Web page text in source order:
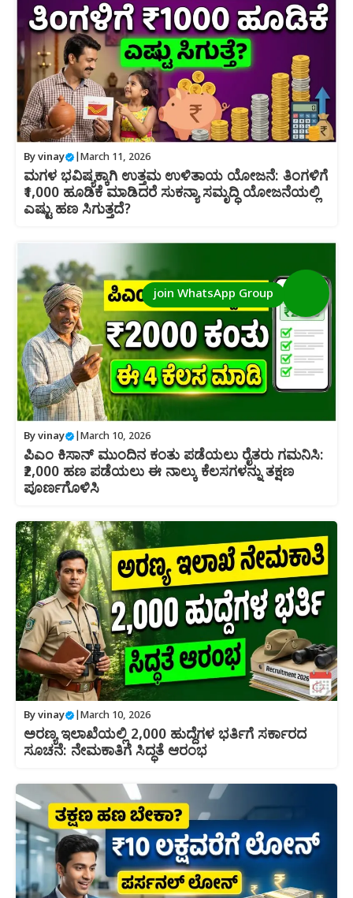
Byvinay March 11, 2026
ಮಗಳ ಭವಿಷ್ಯಕ್ಕಾಗಿ ಉತ್ತಮ ಉಳಿತಾಯ ಯೋಜನೆ: ತಿಂಗಳಿಗೆ
₹1,000 ಹೂಡಿಕೆ ಮಾಡಿದರೆ ಸುಕನ್ಯಾ ಸಮೃದ್ಧಿ ಯೋಜನೆಯಲ್ಲಿ
ಎಷ್ಟು ಹಣ ಸಿಗುತ್ತದೆ?
Byvinay March 10, 2026
ಪಿಎಂ ಕಿಸಾನ್ ಮುಂದಿನ ಕಂತು ಪಡೆಯಲು ರೈತರು ಗಮನಿಸಿ:
₹2,000 ಹಣ ಪಡೆಯಲು ಈ ನಾಲ್ಕು ಕೆಲಸಗಳನ್ನು ತಕ್ಷಣ
ಪೂರ್ಣಗೊಳಿಸಿ
Byvinay March 10, 2026
ಅರಣ್ಯ ಇಲಾಖೆಯಲ್ಲಿ 2,000 ಹುದ್ದೆಗಳ ಭರ್ತಿಗೆ ಸರ್ಕಾರದ
ಸೂಚನೆ: ನೇಮಕಾತಿಗೆ ಸಿದ್ಧತೆ ಆರಂಭ